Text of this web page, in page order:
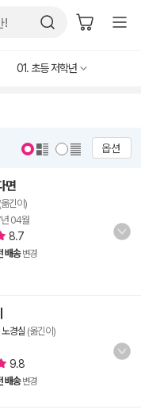
01. 초등 저학년
옵션
면
(옮긴이)
04월
8.7
배송 변경
노경실 (옮긴이)
9.8
배송 변경